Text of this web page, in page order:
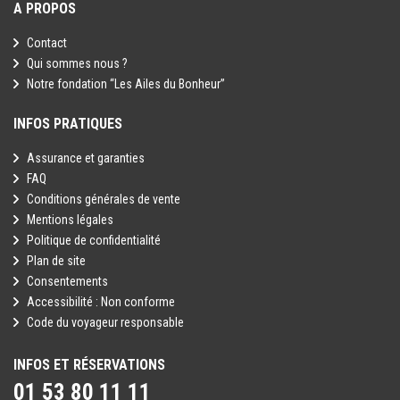
A PROPOS
Contact
Qui sommes nous ?
Notre fondation “Les Ailes du Bonheur”
INFOS PRATIQUES
Assurance et garanties
FAQ
Conditions générales de vente
Mentions légales
Politique de confidentialité
Plan de site
Consentements
Accessibilité : Non conforme
Code du voyageur responsable
INFOS ET RÉSERVATIONS
01 53 80 11 11